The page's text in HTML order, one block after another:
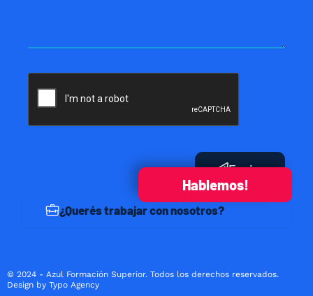
Hablemos!
¿Querés trabajar con nosotros?
Enviar
© 2024 - Azul Formación Superior. Todos los derechos reservados.
Design by Typo Agency